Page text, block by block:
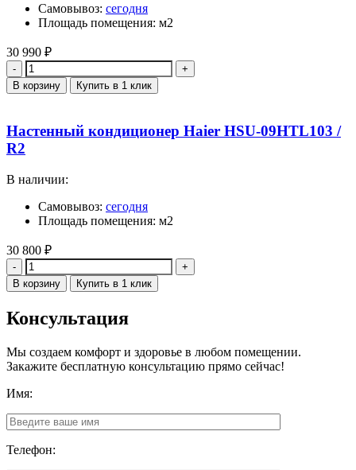
Самовывоз: сегодня
Площадь помещения: м2
30 990 ₽
Количество
В корзину Купить в 1 клик
Настенный кондиционер Haier HSU-09HTL103 /
R2
В наличии:
Самовывоз: сегодня
Площадь помещения: м2
30 800 ₽
Количество
В корзину Купить в 1 клик
Консультация
Мы создаем комфорт и здоровье в любом помещении.
Закажите бесплатную консультацию прямо сейчас!
Имя:
Телефон: